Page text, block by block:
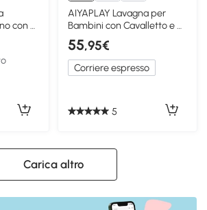
con 2
AIYAPLAY Lavagna per
Bambini con Cavalletto e 2
Contenitori Verde
55,95€
Corriere espresso
5
Carica altro